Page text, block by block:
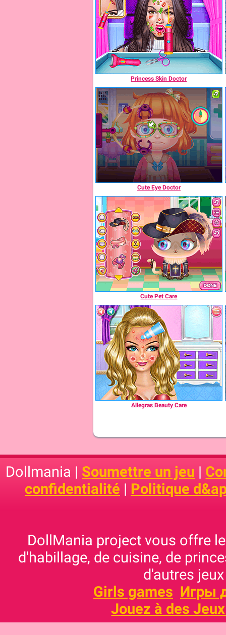
Princess Skin Doctor
Cute Eye Doctor
Cute Pet Care
Allegras Beauty Care
Dollmania | Soumettre un jeu |
confidentialité | Politique
DollMania project vous offre
d'habillage, de cuisine, de
d'autres
Girls games Игры
Jouez à des